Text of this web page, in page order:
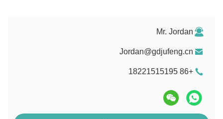
Mr. Jordan
Jordan@gdjufeng.cn
+86 18221515195